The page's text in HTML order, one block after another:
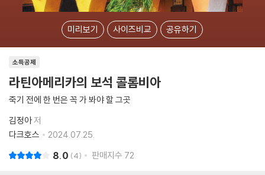
미리보기 사이즈비교 공유하기
소득공제
라틴아메리카의 보석 콜롬비아
죽기 전에 한 번은 꼭 가 봐야 할 그곳
김정아저
다크호스
2024.07.25.
8.0 4 판매지수 72